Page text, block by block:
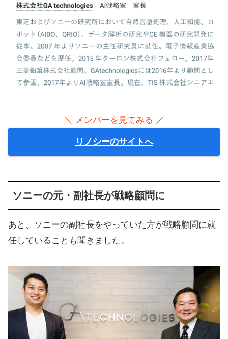
＼ メンバーを見てみる ／
リノシーのサイトへ
ソニーの元・副社長が戦略顧問に
あと、ソニーの副社長をやっていた方が戦略顧問に就
任していることも聞きました。